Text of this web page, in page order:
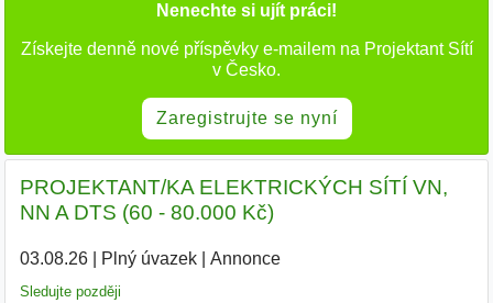
Nenechte si ujít práci!
Získejte denně nové příspěvky e-mailem na Projektant Sítí
v Česko.
Zaregistrujte se nyní
PROJEKTANT/KA ELEKTRICKÝCH SÍTÍ VN,
NN A DTS (60 - 80.000 Kč)
03.08.26| Plný úvazek| Annonce
Sledujte později